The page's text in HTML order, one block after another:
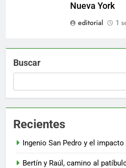
Nueva York
editorial
1
Buscar
Recientes
Ingenio San Pedro y el
Bertín y Raúl, camino al